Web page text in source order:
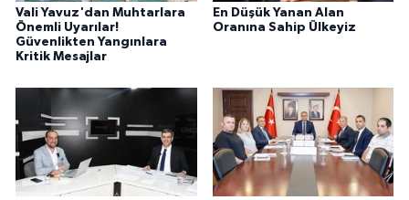
Vali Yavuz'dan Muhtarlara
Önemli Uyarılar!
Güvenlikten Yangınlara
Kritik Mesajlar
En Düşük Yanan Alan
Oranına Sahip Ülkeyiz